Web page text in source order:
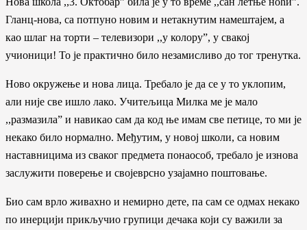
Гланц-нова, са потпуно новим и нетакнутим намештаjем, а
као шлаг на торти – телевизори ,,у колору”, у свакоj
учионици! То jе практично било незамисливо до тог тренутка.
Ново окружење и нова лица. Требало jе да се у то уклопим,
али ниjе све ишло лако. Учитељица Милка ме jе мало
,,размазила” и навикао сам да код ње имам све петице, то ми jе
некако било нормално. Међутим, у новоj школи, са новим
наставницима из сваког предмета понаособ, требало jе изнова
заслужити поверење и своjеврсно узаjамно поштовање.
Био сам врло живахно и немирно дете, па сам се одмах некако
по инерциjи прикључио групици дечака коjи су важили за